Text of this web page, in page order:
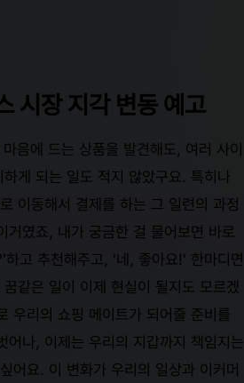
시장 지각 변동 예고
음에 드는 상품을 발견해도, 여러 사이
게 되는 일도 적지 않았구요. 특히나
이동해서 결제를 하는 그 일련의 과정
였죠, 내가 궁금한 걸 물어보면 바로
고 추천해주고, '네, 좋아요!' 한마디면
같은 일이 이제 현실이 될지도 모르겠
우리의 쇼핑 메이트가 되어줄 준비를
나, 이제는 우리의 지갑까지 책임지는
어요. 이 변화가 우리의 일상과 이커머